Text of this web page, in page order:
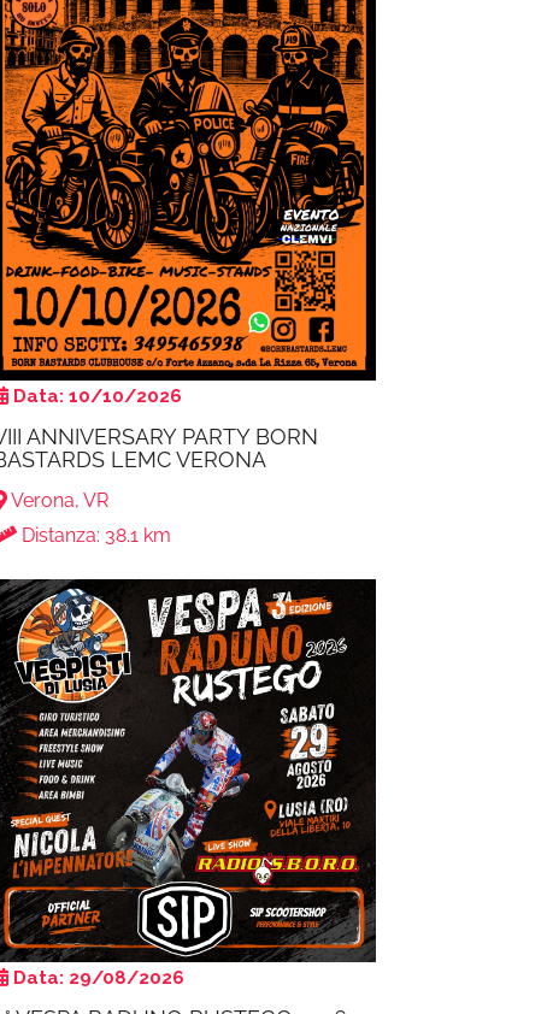
Data: 10/10/2026
ANNIVERSARY PARTY BORN
LEMC VERONA
Verona, VR
Distanza: 38.1 km
Data: 29/08/2026